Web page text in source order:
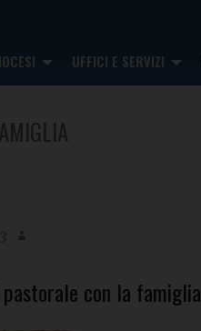
UFFICI E SERVIZI
con la famiglia